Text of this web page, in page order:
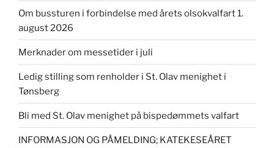
Om bussturen i forbindelse med årets olsokvalfart 1.
august 2026
Merknader om messetider i juli
Ledig stilling som renholder i St. Olav menighet i
Tønsberg
Bli med St. Olav menighet på bispedømmets valfart
INFORMASJON OG PÅMELDING; KATEKESEÅRET